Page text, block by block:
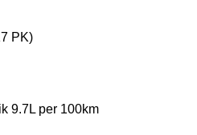
PK)
9.7L per 100km